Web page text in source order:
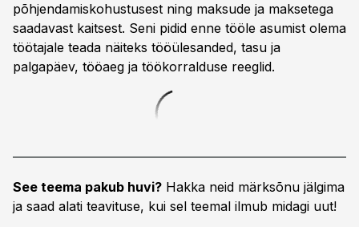
põhjendamiskohustusest ning maksude ja maksetega
saadavast kaitsest. Seni pidid enne tööle asumist olema
töötajale teada näiteks tööülesanded, tasu ja
palgapäev, tööaeg ja töökorralduse reeglid.
See teema pakub huvi? Hakka neid märksõnu jälgima
ja saad alati teavituse, kui sel teemal ilmub midagi uut!